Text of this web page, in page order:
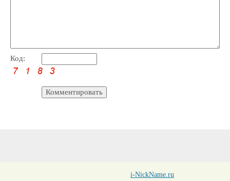
Код:
i-NickName.ru